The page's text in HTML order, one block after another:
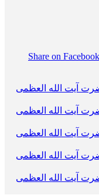
Share on Facebook
آیت الله العظمی
آیت الله العظمی
آیت الله العظمی
آیت الله العظمی
آیت الله العظمی